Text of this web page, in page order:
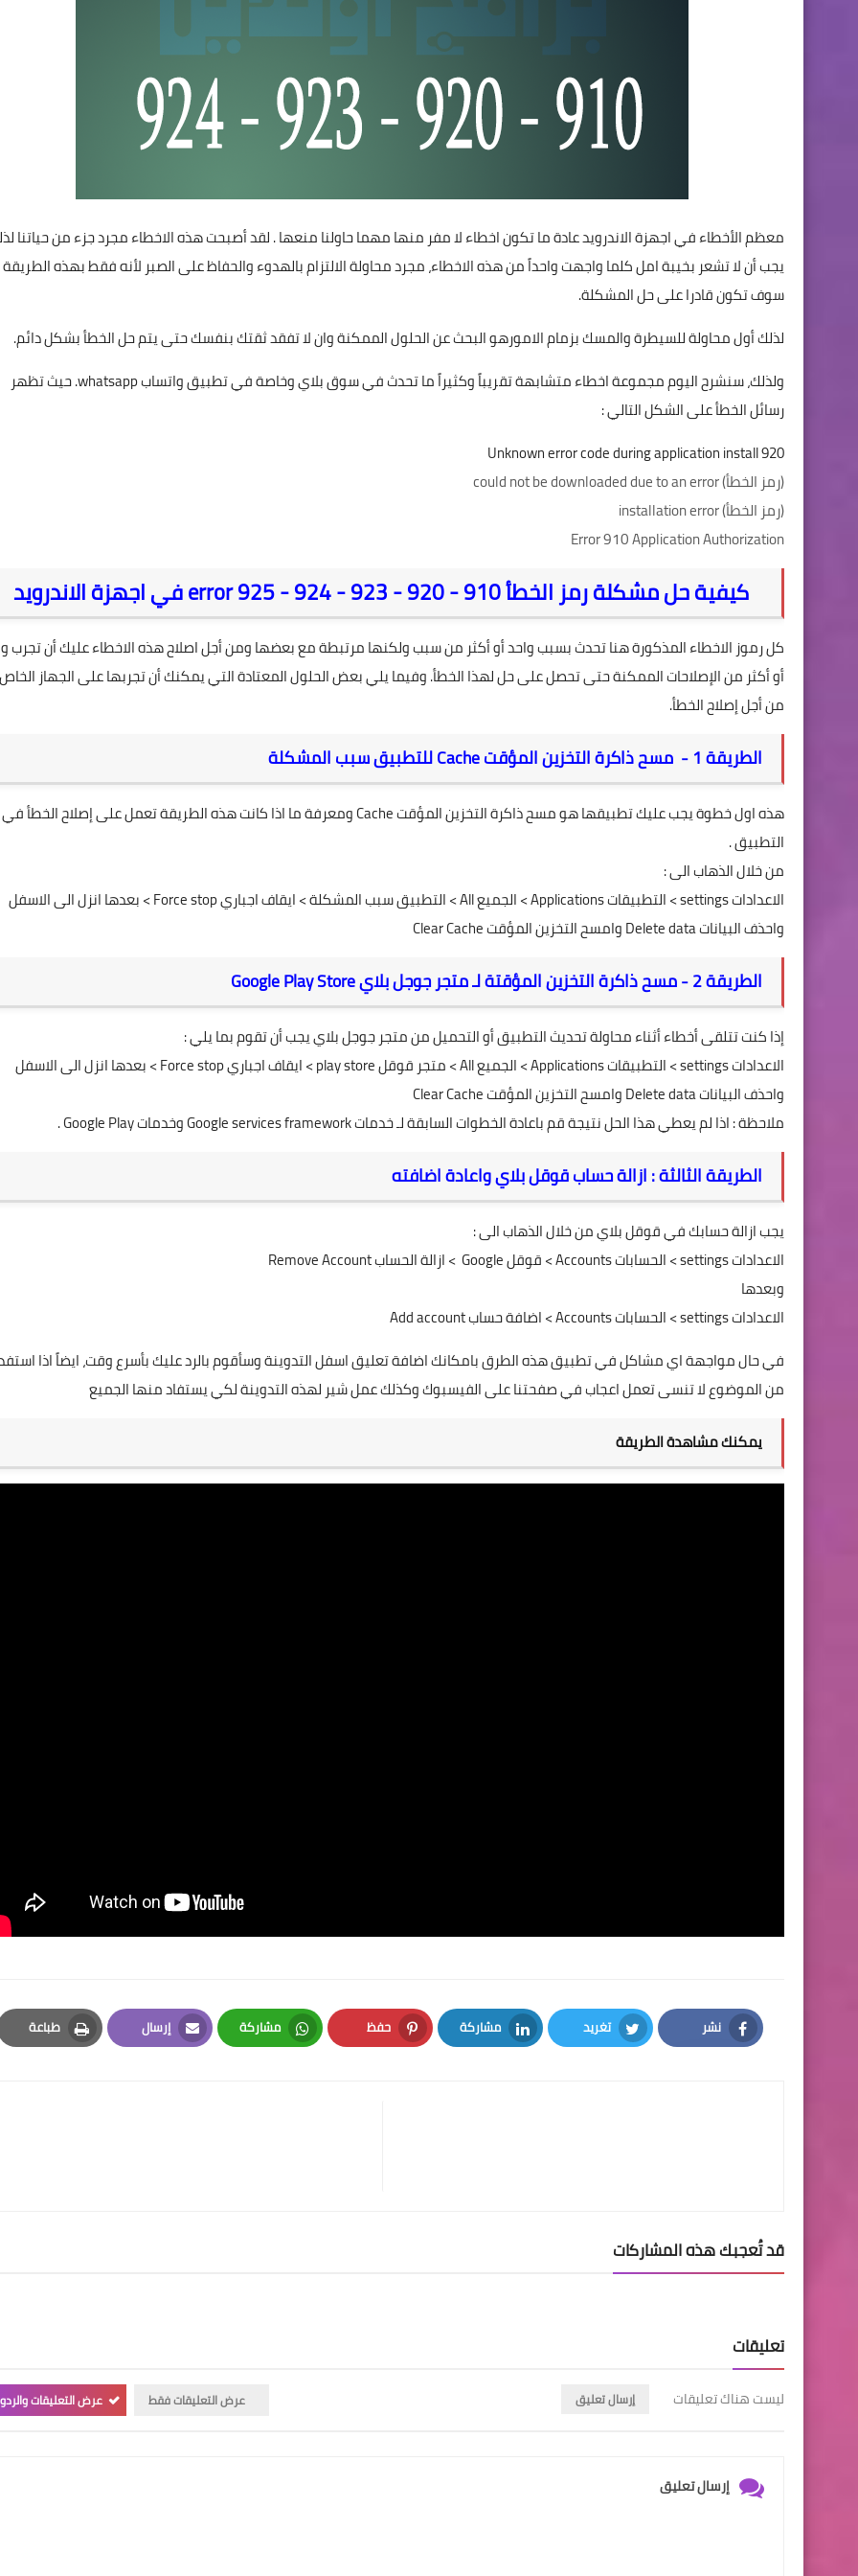
معظم الأخطاءفي اجهزة الاندرويد عادة ماتكون اخطاء لا مفر منها مهما حاولنا منعها . لقد أصبحت هذه الاخطاء مجرد جزء من حياتنا
يجب أن لا تشعر بخيبة امل كلما واجهت واحداً من هذه الاخطاء، مجرد محاولة الالتزام بالهدوء والحفاظ على الصبر لأنه فقط بهذه الطريقة
سوف تكون قادرا على حل المشكلة.
لذلك أول محاولة للسيطرة والمسك بزمام الامورهو البحث عن الحلول الممكنة وان لا تفقد ثقتك بنفسك حتى يتم حل الخطأ بشكل دائم.
ولذلك، سنشرح اليوم مجموعة اخطاء متشابهة تقريباً وكثيراً ما تحدث في سوق بلاي وخاصة في تطبيق واتسابwhatsapp. حيث تظهر
رسائل الخطأ على الشكل التالي :
Unknown error code during application install 920
(رمز الخطأ)could not be downloaded due to an error
(رمز الخطأ)installation error
Error 910 Application Authorization
كيفية حل مشكلة رمز الخطأ 910 - 920 - 923 - 924 - 925 errorفي اجهزة الاندرويد
كل رموز الاخطاء المذكورة هنا تحدث بسبب واحد أو أكثر من سبب ولكنها مرتبطة مع بعضها ومن أجل اصلاح هذه الاخطاء عليك أن تجرب
أو أكثر من الإصلاحات الممكنة حتى تحصل على حل لهذا الخطأ. وفيما يلي بعض الحلول المعتادة التي يمكنك أن تجربها على الجهاز
من أجل إصلاح الخطأ.
الطريقة 1 - مسح ذاكرة التخزين المؤقت Cache للتطبيق سبب المشكلة
هذه اول خطوة يجب عليك تطبيقها هو مسح ذاكرة التخزين المؤقتCacheومعرفة ما اذا كانت هذه الطريقة تعمل على إصلاح الخطأ في
التطبيق .
من خلال الذهاب الى :
الاعداداتsettings> التطبيقاتApplications> الجميعAll
>التطبيق سبب المشكلة> ايقاف اجباريForce stop> بعدها انزل الى الاسفل
واحذف البياناتDelete dataوامسح التخزين المؤقتClear Cache
الطريقة 2 - مسح ذاكرة التخزين المؤقتة لـ متجر جوجل بلايGoogle Play Store
إذا كنت تتلقى أخطاء أثناء محاولة تحديث التطبيق أو التحميل من متجر جوجل بلاي يجب أن تقوم بما يلي :
الاعداداتsettings> التطبيقاتApplications> الجميعAll> متجر قوقلplay store> ايقاف اجباريForce stop> بعدها انزل الى الاسفل
واحذف البياناتDelete dataوامسح التخزين المؤقتClear Cache
ملاحظة : اذا لم يعطي هذا الحل نتيجة قم باعادة الخطوات السابقة لـخدماتGoogle services frameworkوخدماتGoogle Play
.
الطريقة الثالثة : ازالة حساب قوقل بلاي واعادة اضافته
يجب ازالة حسابك في قوقل بلاي من خلال الذهاب الى :
الاعداداتsettings> الحساباتAccounts> قوقلGoogle > ازالة الحسابRemove Account
وبعدها
الاعداداتsettings> الحساباتAccounts> اضافة حسابAdd account
في حال مواجهة اي مشاكل في تطبيق هذه الطرق بامكانك اضافة تعليق اسفل التدوينة وسأقوم بالرد عليك بأسرع وقت، ايضاً اذا
من الموضوع لا تنسى تعمل اعجاب في صفحتنا على الفيسبوك وكذلك عمل شير لهذه التدوينة لكي يستفاد منها الجميع
يمكنك مشاهدة الطريقة
نشر
Facebook
تغريد
Twitter
مشاركة
LinkedIn
حفظ
Pinterest
مشاركة
Whatsapp
إرسال
Email
طباعة
Print
قد تُعجبك هذه المشاركات
تعليقات
ليست هناك تعليقات إرسال تعليق عرض التعليقات فقط عرض التعليقات
إرسال تعليق